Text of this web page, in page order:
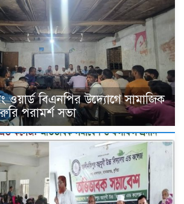
ওয়ার্ড বিএনপির উদ্যোগে সামাজিক
পরামর্শ সভা